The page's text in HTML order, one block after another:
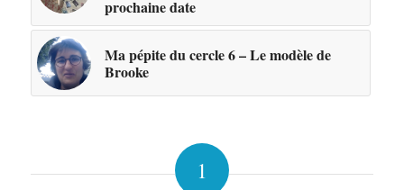
prochaine date
Ma pépite du cercle 6 – Le modèle de
Brooke
1